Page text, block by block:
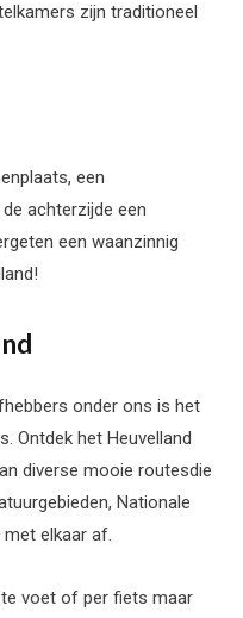
zijn traditioneel
een
achterzijde een
een waanzinnig
onder ons is het
Ontdek het Heuvelland
diverse mooie routesdie
Nationale
elkaar af.
te voet of per fiets maar